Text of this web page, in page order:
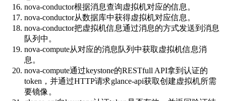
nova-conductor根据消息查询虚拟机对应的信息。
nova-conductor从数据库中获得虚拟机对应信息。
nova-conductor把虚拟机信息通过消息的方式发送到消息
队列中。
nova-compute从对应的消息队列中获取虚拟机信息消
息。
nova-compute通过keystone的RESTfull API拿到认证的
token，并通过HTTP请求glance-api获取创建虚拟机所需
要镜像。